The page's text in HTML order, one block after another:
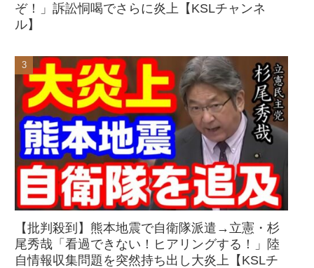
ぞ！」訴訟恫喝でさらに炎上【KSLチャンネ
ル】
【批判殺到】熊本地震で自衛隊派遣→立憲・杉
尾秀哉「看過できない！ヒアリングする！」陸
自情報収集問題を突然持ち出し大炎上【KSLチ